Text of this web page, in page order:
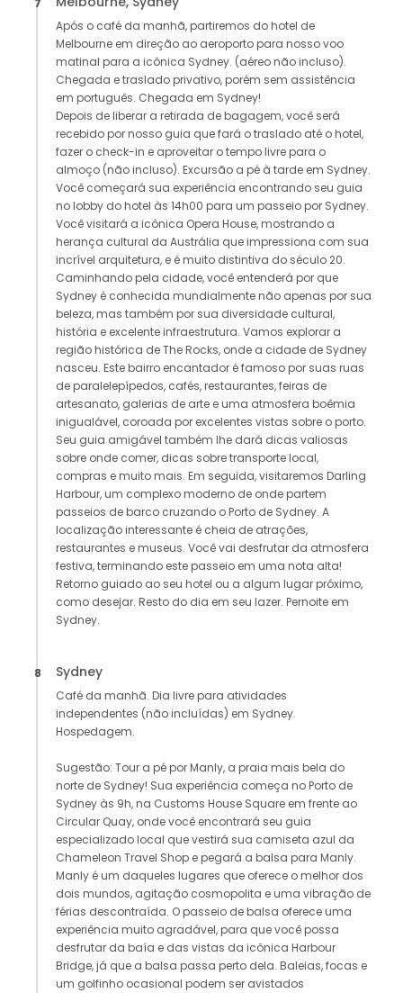
7
Após o café da manhã, partiremos do hotel de
Melbourne em direção ao aeroporto para nosso voo
matinal para a icônica Sydney. (aéreo não incluso).
Chegada e traslado privativo, porém sem assistência
em português. Chegada em Sydney!
Depois de liberar a retirada de bagagem, você será
recebido por nosso guia que fará o traslado até o hotel,
fazer o check-in e aproveitar o tempo livre para o
almoço (não incluso). Excursão a pé à tarde em Sydney.
Você começará sua experiência encontrando seu guia
no lobby do hotel às 14h00 para um passeio por Sydney.
Você visitará a icônica Opera House, mostrando a
herança cultural da Austrália que impressiona com sua
incrível arquitetura, e é muito distintiva do século 20.
Caminhando pela cidade, você entenderá por que
Sydney é conhecida mundialmente não apenas por sua
beleza, mas também por sua diversidade cultural,
história e excelente infraestrutura. Vamos explorar a
região histórica de The Rocks, onde a cidade de Sydney
nasceu. Este bairro encantador é famoso por suas ruas
de paralelepípedos, cafés, restaurantes, feiras de
artesanato, galerias de arte e uma atmosfera boêmia
inigualável, coroada por excelentes vistas sobre o porto.
Seu guia amigável também lhe dará dicas valiosas
sobre onde comer, dicas sobre transporte local,
compras e muito mais. Em seguida, visitaremos Darling
Harbour, um complexo moderno de onde partem
passeios de barco cruzando o Porto de Sydney. A
localização interessante é cheia de atrações,
restaurantes e museus. Você vai desfrutar da atmosfera
festiva, terminando este passeio em uma nota alta!
Retorno guiado ao seu hotel ou a algum lugar próximo,
como desejar. Resto do dia em seu lazer. Pernoite em
Sydney.
8 Sydney
Café da manhã. Dia livre para atividades
independentes (não incluídas) em Sydney.
Hospedagem.
Sugestão: Tour a pé por Manly, a praia mais bela do
norte de Sydney! Sua experiência começa no Porto de
Sydney às 9h, na Customs House Square em frente ao
Circular Quay, onde você encontrará seu guia
especializado local que vestirá sua camiseta azul da
Chameleon Travel Shop e pegará a balsa para Manly.
Manly é um daqueles lugares que oferece o melhor dos
dois mundos, agitação cosmopolita e uma vibração de
férias descontraída. O passeio de balsa oferece uma
experiência muito agradável, para que você possa
desfrutar da baía e das vistas da icônica Harbour
Bridge, já que a balsa passa perto dela. Baleias, focas e
um golfinho ocasional podem ser avistados